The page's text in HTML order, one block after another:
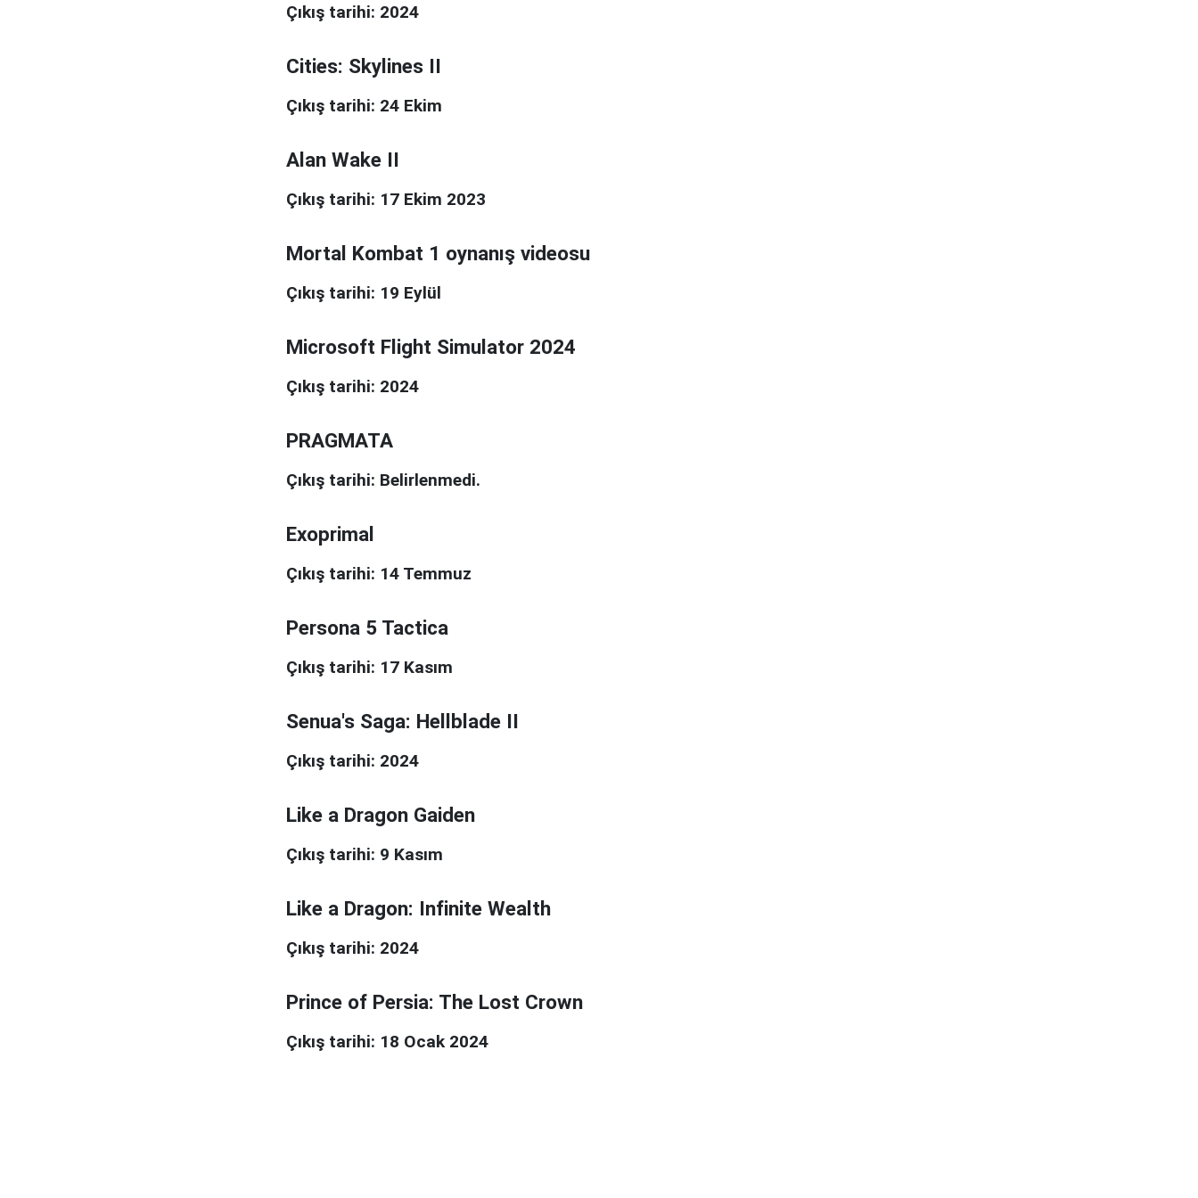
Çıkış tarihi: 2024
Cities: Skylines II
Çıkış tarihi: 24 Ekim
Alan Wake II
Çıkış tarihi: 17 Ekim 2023
Mortal Kombat 1 oynanış videosu
Çıkış tarihi: 19 Eylül
Microsoft Flight Simulator 2024
Çıkış tarihi: 2024
PRAGMATA
Çıkış tarihi: Belirlenmedi.
Exoprimal
Çıkış tarihi: 14 Temmuz
Persona 5 Tactica
Çıkış tarihi: 17 Kasım
Senua's Saga: Hellblade II
Çıkış tarihi: 2024
Like a Dragon Gaiden
Çıkış tarihi: 9 Kasım
Like a Dragon: Infinite Wealth
Çıkış tarihi: 2024
Prince of Persia: The Lost Crown
Çıkış tarihi: 18 Ocak 2024